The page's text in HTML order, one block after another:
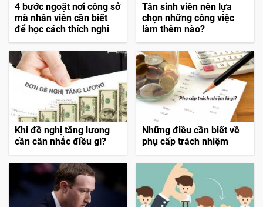
4 bước ngoặt nơi công sở
mà nhân viên cần biết
để học cách thích nghi
Tân sinh viên nên lựa
chọn những công việc
làm thêm nào?
Khi đề nghị tăng lương
cần cân nhắc điều gì?
Những điều cần biết về
phụ cấp trách nhiệm